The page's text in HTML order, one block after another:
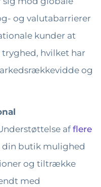
og valutabarrierer
kunder at
hvilket har
og
af flere
din butik mulighed
og tiltrække
med